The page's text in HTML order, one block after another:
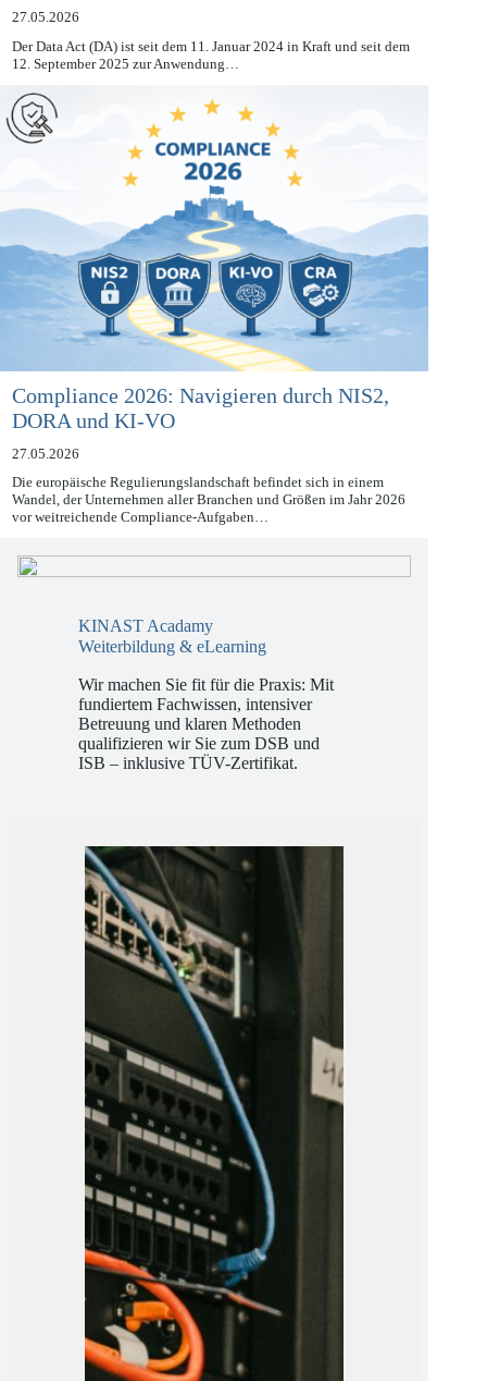
managen
27.05.2026
Der Data Act (DA) ist seit dem 11. Januar 2024 in Kraft und seit dem
Compliance 2026: Navigieren durch NIS2,
DORA und KI-VO
27.05.2026
Die europäische Regulierungslandschaft befindet sich in einem
Wandel, der Unternehmen aller Branchen und Größen im Jahr 2026
KINAST Acadamy
Wir machen Sie fit für die Praxis: Mit
fundiertem Fachwissen, intensiver
Betreuung und klaren Methoden
qualifizieren wir Sie zum DSB und